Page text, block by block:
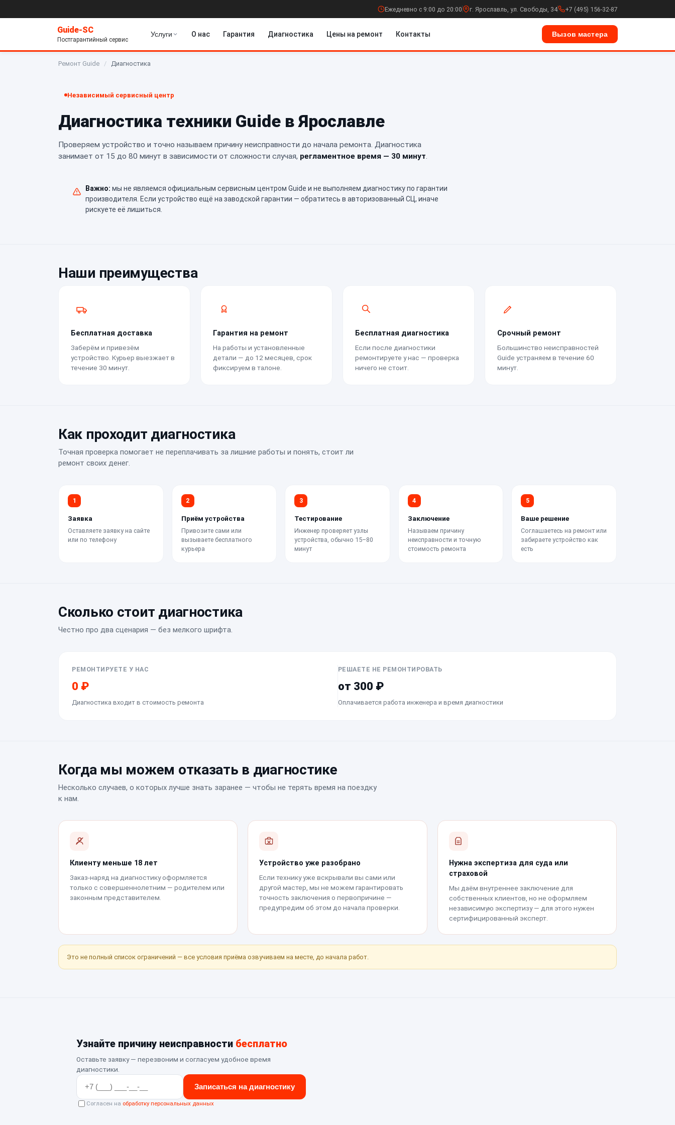
Ежедневно с 9:00 до 20:00 г. Ярославль, ул. Свободы, 34 +7 (495) 156-32-87
Guide-SC
Постгарантийный сервис
Услуги О нас Гарантия Диагностика Цены на ремонт Контакты Вызов мастера
Ремонт Guide / Диагностика
Независимый сервисный центр
Диагностика техники Guide в Ярославле
Проверяем устройство и точно называем причину неисправности до начала ремонта. Диагностика
занимает от 15 до 80 минут в зависимости от сложности случая, регламентное время — 30 минут
Важно: мы не являемся официальным сервисным центром Guide и не выполняем диагностику по гарантии
производителя. Если устройство ещё на заводской гарантии — обратитесь в авторизованный СЦ, иначе
рискуете её лишиться.
Наши преимущества
Бесплатная доставка
Заберём и привезём
устройство. Курьер выезжает в
течение 30 минут.
Гарантия на ремонт
На работы и установленные
детали — до 12 месяцев, срок
фиксируем в талоне.
Бесплатная диагностика
Если после диагностики
ремонтируете у нас — проверка
ничего не стоит.
Срочный ремонт
Большинство неисправностей
Guide устраняем в течение 60
минут.
Как проходит диагностика
Точная проверка помогает не переплачивать за лишние работы и понять, стоит ли
ремонт своих денег.
1
Заявка
Оставляете заявку на сайте
или по телефону
2
Приём устройства
Привозите сами или
вызываете бесплатного
курьера
3
Тестирование
Инженер проверяет узлы
устройства, обычно 15–80
минут
4
Заключение
Называем причину
неисправности и точную
стоимость ремонта
5
Ваше решение
Соглашаетесь на ремонт или
забираете устройство как
есть
Сколько стоит диагностика
Честно про два сценария — без мелкого шрифта.
РЕМОНТИРУЕТЕ У НАС
0 ₽
Диагностика входит в стоимость ремонта
РЕШАЕТЕ НЕ РЕМОНТИРОВАТЬ
от 300 ₽
Оплачивается работа инженера и время диагностики
Когда мы можем отказать в диагностике
Несколько случаев, о которых лучше знать заранее — чтобы не терять время на поездку
к нам.
Клиенту меньше 18 лет
Заказ-наряд на диагностику оформляется
только с совершеннолетним — родителем или
законным представителем.
Устройство уже разобрано
Если технику уже вскрывали вы сами или
другой мастер, мы не можем гарантировать
точность заключения о первопричине —
предупредим об этом до начала проверки.
Нужна экспертиза для суда или
страховой
Мы даём внутреннее заключение для
собственных клиентов, но не оформляем
независимую экспертизу — для этого нужен
сертифицированный эксперт.
Это не полный список ограничений — все условия приёма озвучиваем на месте, до начала работ.
Узнайте причину неисправности бесплатно
Оставьте заявку — перезвоним и согласуем удобное время
диагностики.
Записаться на диагностику
Согласен на обработку персональных данных